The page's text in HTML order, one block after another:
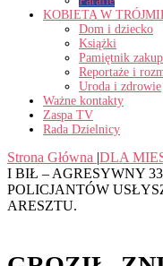
KOBIETA W
Dom i dziecko
Książki
Pamiętnik
Reportaże i
Uroda i zdrowie
Ważne kontakty
Zaspa TV
Rada Dzielnicy
Strona Główna |DLA
I BIŁ – AGRESYWNY
POLICJANTÓW
ARESZTU.